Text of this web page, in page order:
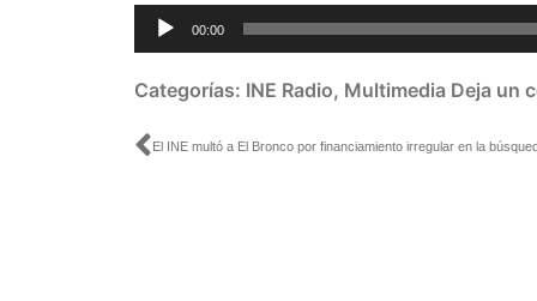
Reproductor
de
audio
00:00
Categorías: INE Radio, Multimedia Deja un
Ant